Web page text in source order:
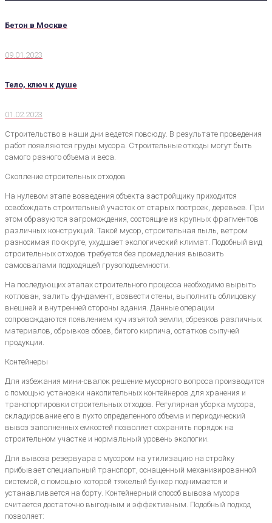
Бетон в Москве
09.01.2023
Тело, ключ к душе
01.02.2023
Строительство в наши дни ведется повсюду. В результате проведения
работ появляются груды мусора. Строительные отходы могут быть
самого разного объема и веса.
Скопление строительных отходов
На нулевом этапе возведения объекта застройщику приходится
освобождать строительный участок от старых построек, деревьев. При
этом образуются загромождения, состоящие из крупных фрагментов
различных конструкций. Такой мусор, строительная пыль, ветром
разносимая по округе, ухудшает экологический климат. Подобный вид
строительных отходов требуется без промедления вывозить
самосвалами подходящей грузоподъемности.
На последующих этапах строительного процесса необходимо вырыть
котлован, залить фундамент, возвести стены, выполнить облицовку
внешней и внутренней стороны здания. Данные операции
сопровождаются появлением куч изъятой земли, обрезков различных
материалов, обрывков обоев, битого кирпича, остатков сыпучей
продукции.
Контейнеры
Для избежания мини-свалок решение мусорного вопроса производится
с помощью установки накопительных контейнеров для хранения и
транспортировки строительных отходов. Регулярная уборка мусора,
складирование его в пухто определенного объема и периодический
вывоз заполненных емкостей позволяет сохранять порядок на
строительном участке и нормальный уровень экологии.
Для вывоза резервуара с мусором на утилизацию на стройку
прибывает специальный транспорт, оснащенный механизированной
системой, с помощью которой тяжелый бункер поднимается и
устанавливается на борту. Контейнерный способ вывоза мусора
считается достаточно выгодным и эффективным. Подобный подход
позволяет: